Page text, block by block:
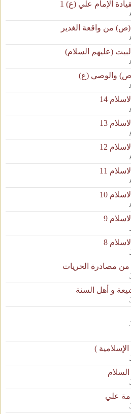
الإمام علي (ع) 1
من واقعة الغدير
(عليهم السلام)
والوصي (ع)
14
13
12
11
10
9
8
من مصادرة الحريات
و أهل السنة
)
علي